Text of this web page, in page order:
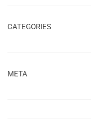
CATEGORIES
META